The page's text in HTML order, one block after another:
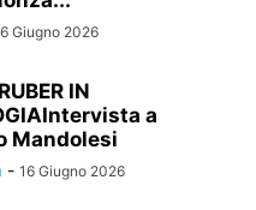
Giugno 2026
IN
a
Mandolesi
- 16 Giugno 2026